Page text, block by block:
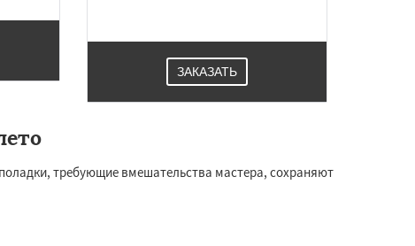
ЗАКАЗАТЬ
требующие вмешательства мастера, сохраняют